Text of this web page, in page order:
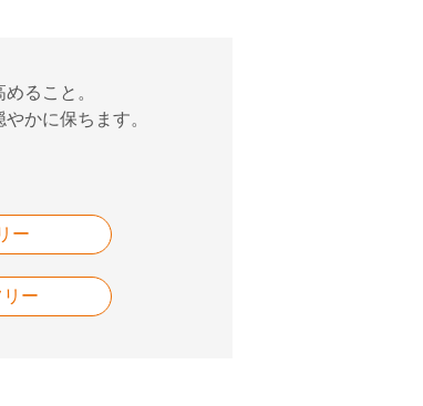
ること。
かに保ちます。
ー
ー